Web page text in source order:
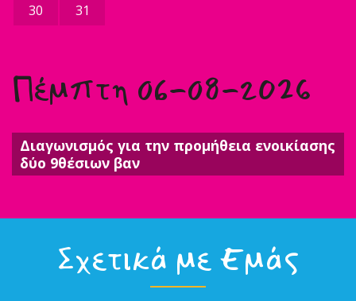
30
31
Πέμπτη 06-08-2026
Διαγωνισμός για την προμήθεια ενοικίασης
δύο 9θέσιων βαν
Σχετικά με Εμάς